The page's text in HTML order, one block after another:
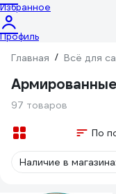
Избранное
Профиль
Главная / Всё для
97 товаров
По
Наличие в